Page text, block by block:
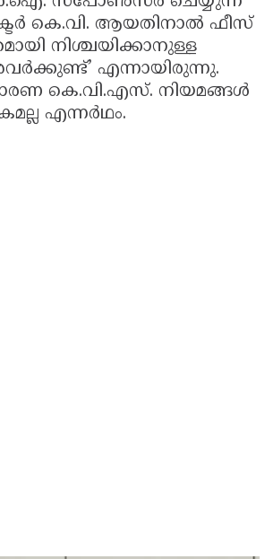
കെ.വി. ആയതിനാൽ ഫീസ്
നിശ്ചയിക്കാനുള്ള
എന്നായിരുന്നു.
കെ.വി.എസ്. നിയമങ്ങൾ
എന്നർഥം.